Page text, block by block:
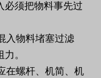
必须把物料事先过
入物料堵塞过滤
。
在螺杆、机简、机